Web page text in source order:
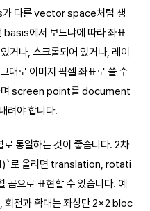
가 다른 vector space처럼 생
basis에서 보느냐에 따라 좌표
거나, 스크롤되어 있거나, 레이
대로 이미지 픽셀 좌표로 쓸 수
며 screen point를 document
야 합니다.
통일하는 것이 좋습니다. 2차
로 올리면 translation, rotati
으로 표현할 수 있습니다. 예
회전과 확대는 좌상단 2×2 bloc